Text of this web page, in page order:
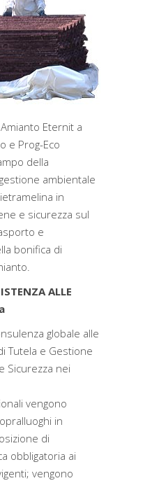
Eternit a
e Prog-Eco
della
ambientale
in
e sicurezza sul
e
bonifica di
ALLE
globale alle
Tutela e Gestione
Sicurezza nei
vengono
in
di
obbligatoria ai
vengono